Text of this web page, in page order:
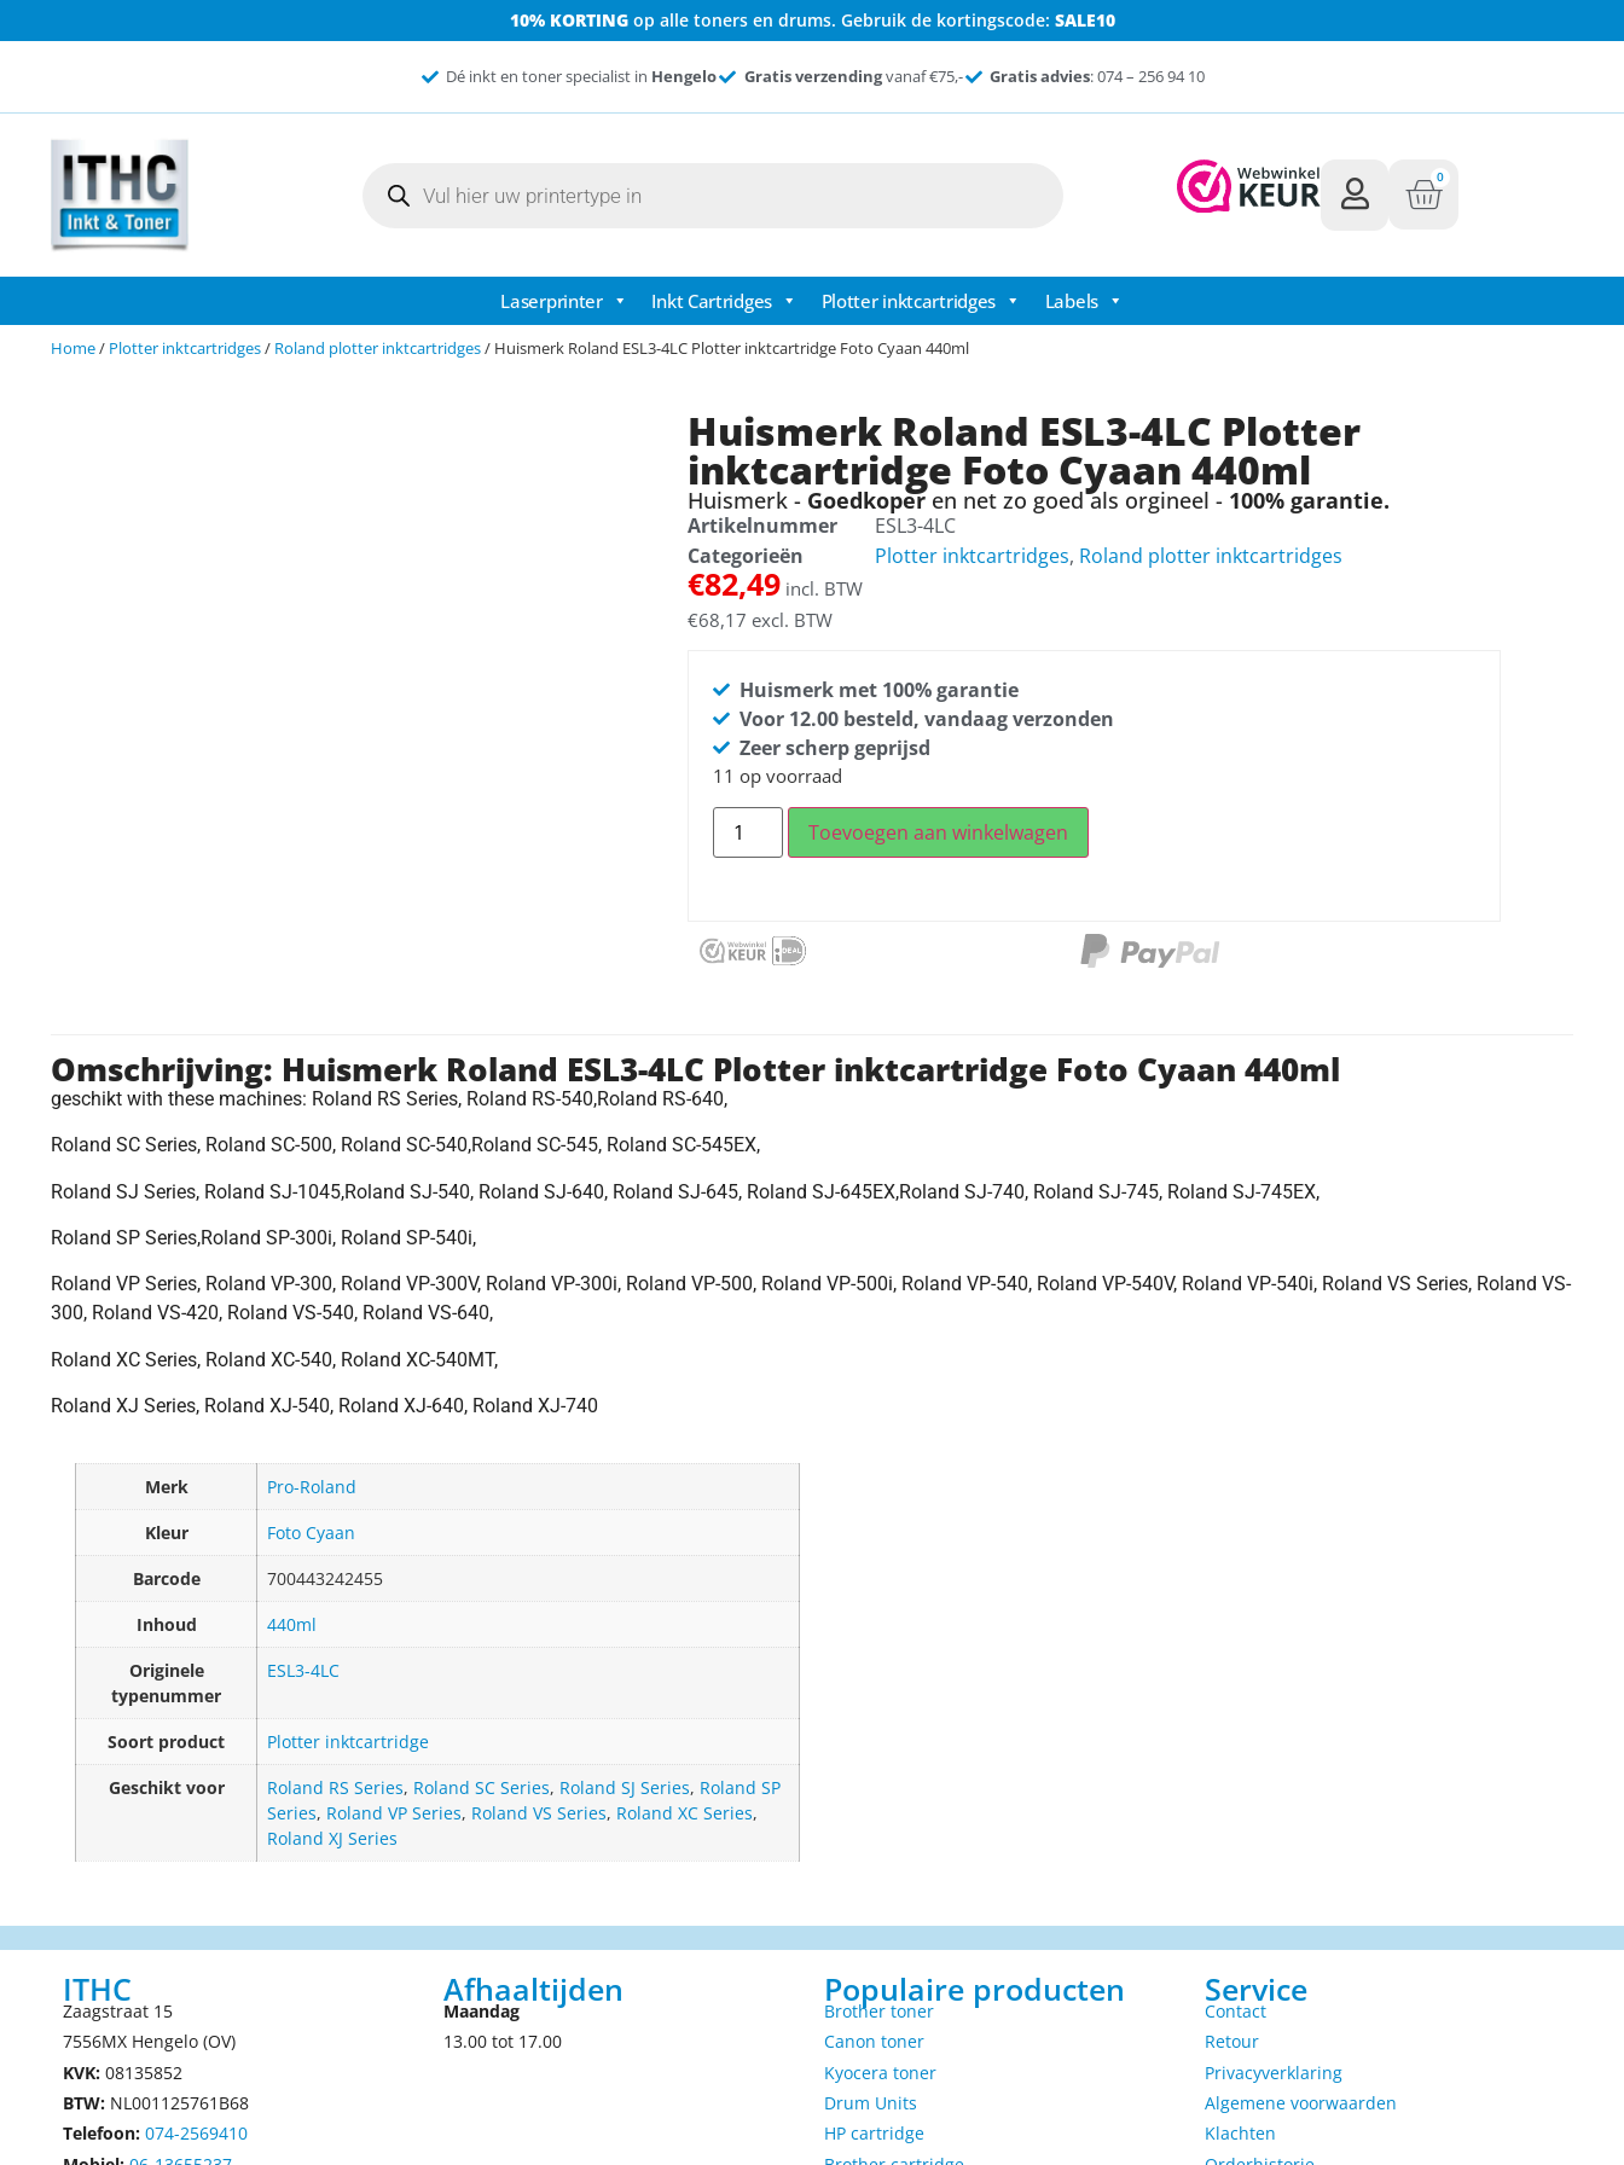
10% KORTINGop alle toners en drums. Gebruik de kortingscode: SALE10
Dé inkt en toner specialist in Hengelo Gratis verzendingvanaf €75,- Gratis advies: 074 – 256 94 10
0
Laserprinter Inkt Cartridges Plotter inktcartridges Labels
Home/ Plotter inktcartridges/ Roland plotter inktcartridges/ Huismerk Roland ESL3-4LC Plotter inktcartridge Foto Cyaan 440ml
Huismerk Roland ESL3-4LC Plotter
inktcartridge Foto Cyaan 440ml
Huismerk - Goedkoperen net zo goed als orgineel - 100% garantie.
Artikelnummer
ESL3-4LC
Categorieën
Plotter inktcartridges, Roland plotter inktcartridges
€82,49incl. BTW
€68,17 excl. BTW
Huismerk met 100% garantie
Voor 12.00 besteld, vandaag verzonden
Zeer scherp geprijsd
11 op voorraad
Toevoegen aan winkelwagen
Omschrijving: Huismerk Roland ESL3-4LC Plotter inktcartridge Foto Cyaan 440ml
geschikt with these machines: Roland RS Series, Roland RS-540,Roland RS-640,
Roland SC Series, Roland SC-500, Roland SC-540,Roland SC-545, Roland SC-545EX,
Roland SJ Series, Roland SJ-1045,Roland SJ-540, Roland SJ-640, Roland SJ-645, Roland SJ-645EX,Roland SJ-740, Roland SJ-745, Roland SJ-745EX,
Roland SP Series,Roland SP-300i, Roland SP-540i,
Roland VP Series, Roland VP-300, Roland VP-300V, Roland VP-300i, Roland VP-500, Roland VP-500i, Roland VP-540, Roland VP-540V, Roland VP-540i, Roland VS Series, Roland VS-
300, Roland VS-420, Roland VS-540, Roland VS-640,
Roland XC Series, Roland XC-540, Roland XC-540MT,
Roland XJ Series, Roland XJ-540, Roland XJ-640, Roland XJ-740
Merk
Pro-Roland
Kleur
Foto Cyaan
Barcode
700443242455
Inhoud
440ml
Originele
typenummer
ESL3-4LC
Soort product
Plotter inktcartridge
Geschikt voor
Roland RS Series, Roland SC Series, Roland SJ Series, Roland SP
Series, Roland VP Series, Roland VS Series, Roland XC Series,
Roland XJ Series
ITHC
Zaagstraat 15
7556MX Hengelo (OV)
KVK: 08135852
BTW: NL001125761B68
Telefoon: 074-2569410
Afhaaltijden
Maandag
13.00 tot 17.00
Populaire producten
Brother toner
Canon toner
Kyocera toner
Drum Units
HP cartridge
Service
Contact
Retour
Privacyverklaring
Algemene voorwaarden
Klachten